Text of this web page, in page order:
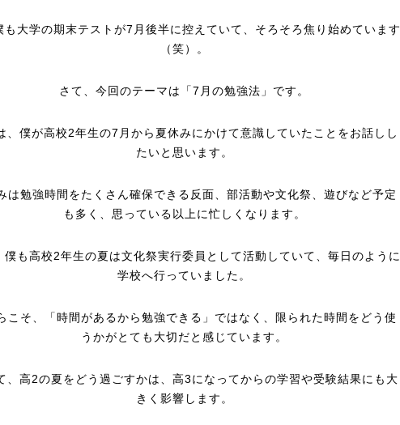
も大学の期末テストが7月後半に控えていて、そろそろ焦り始めています
（笑）。
さて、今回のテーマは「7月の勉強法」です。
、僕が高校2年生の7月から夏休みにかけて意識していたことをお話しし
たいと思います。
は勉強時間をたくさん確保できる反面、部活動や文化祭、遊びなど予定
も多く、思っている以上に忙しくなります。
僕も高校2年生の夏は文化祭実行委員として活動していて、毎日のように
学校へ行っていました。
こそ、「時間があるから勉強できる」ではなく、限られた時間をどう使
うかがとても大切だと感じています。
、高2の夏をどう過ごすかは、高3になってからの学習や受験結果にも大
きく影響します。